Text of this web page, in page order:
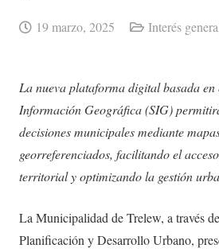
19 marzo, 2025 Interés
La nueva plataforma digital basada en
Información Geográfica (SIG)
decisiones municipales mediante
georreferenciados, facilitando el
territorial y optimizando la gestión
La Municipalidad de Trelew, a través
Planificación y Desarrollo Urbano,